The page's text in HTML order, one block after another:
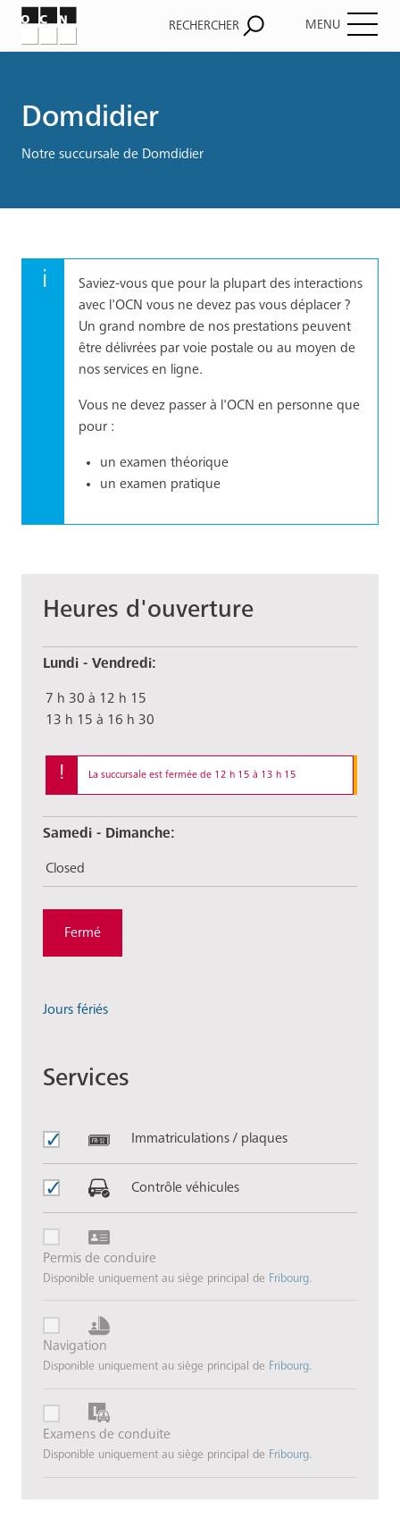
d'Ariane
Domdidier
Notre succursale de Domdidier
Saviez-vous que pour la plupart des interactions
avec l'OCN vous ne devez pas vous déplacer ?
Un grand nombre de nos prestations peuvent
être délivrées par voie postale ou au moyen de
nos services en ligne.
Vous ne devez passer à l'OCN en personne que
pour :
un examen théorique
un examen pratique
Heures d'ouverture
Jour
Plage
Commentaire
Lundi - Vendredi:
7 h 30 à 12 h 15
13 h 15 à 16 h 30
La succursale est fermée de 12 h 15 à 13 h 15
Samedi - Dimanche:
Closed
Fermé
Jours fériés
Services
Immatriculations / plaques
Contrôle véhicules
Permis de conduire
Disponible uniquement au siège principal de Fribourg
Navigation
Disponible uniquement au siège principal de Fribourg.
Examens de conduite
Disponible uniquement au siège principal de Fribourg.
RECHERCHER MENU